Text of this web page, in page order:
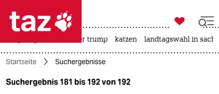
 taz zahl ich
taz zahl ich
themen

taz zahl ich
usa unter trump katzen landtagswahl in
Startseite Suchergebnisse
Suchergebnis 181 bis 192 von 192